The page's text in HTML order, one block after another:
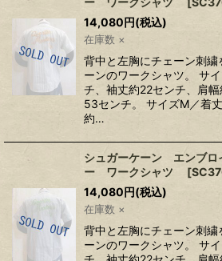
14,080円(税込)
在庫数 ×
背中と左胸にチェーン刺繍
ーンのワークシャツ。 サ
チ、袖丈約22センチ、肩
53センチ。 サイズM／着
約…
シュガーケーン エンブ
ー ワークシャツ
[
14,080円(税込)
在庫数 ×
背中と左胸にチェーン刺繍
ーンのワークシャツ。 サ